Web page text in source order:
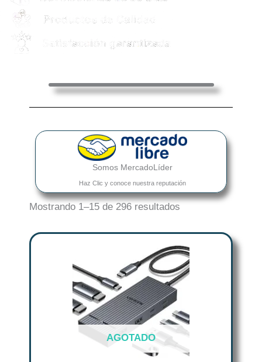
Somos MercadoLíder
Haz Clic y conoce nuestra reputación
Mostrando 1–15 de 296 resultados
AGOTADO